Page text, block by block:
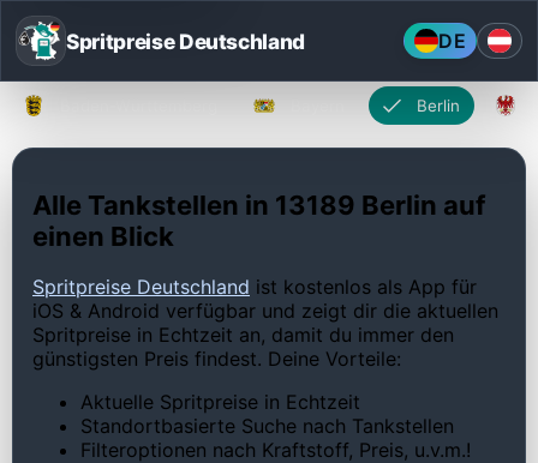
Spritpreise Deutschland DE
Berlin
Alle Tankstellen in 13189 Berlin auf
einen Blick
Spritpreise Deutschland ist kostenlos als App für
iOS & Android verfügbar und zeigt dir die aktuellen
Spritpreise in Echtzeit an, damit du immer den
günstigsten Preis findest. Deine Vorteile:
Aktuelle Spritpreise in Echtzeit
Standortbasierte Suche nach Tankstellen
Filteroptionen nach Kraftstoff, Preis, u.v.m.!